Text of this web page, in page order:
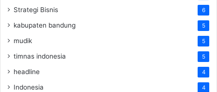
Strategi Bisnis 6
kabupaten bandung 5
mudik 5
timnas indonesia 5
headline 4
Indonesia 4